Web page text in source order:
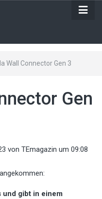
Regenerative
Energien
Wall Connector Gen 3
Gen
von TEmagazin um 09:08
gibt in einem